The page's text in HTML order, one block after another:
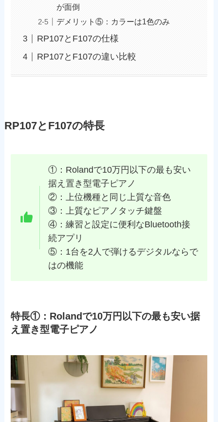
が面倒
デメリット⑤：カラーは1色のみ
RP107とF107の仕様
RP107とF107の違い比較
RP107とF107の特長
①：Rolandで10万円以下の最も安い
据え置き型電子ピアノ
②：上位機種と同じ上質な音色
③：上質なピアノタッチ鍵盤
④：練習と設定に便利なBluetooth接
続アプリ
⑤：1台を2人で弾けるデジタルならで
はの機能
特長①：Rolandで10万円以下の最も安い据
え置き型電子ピアノ